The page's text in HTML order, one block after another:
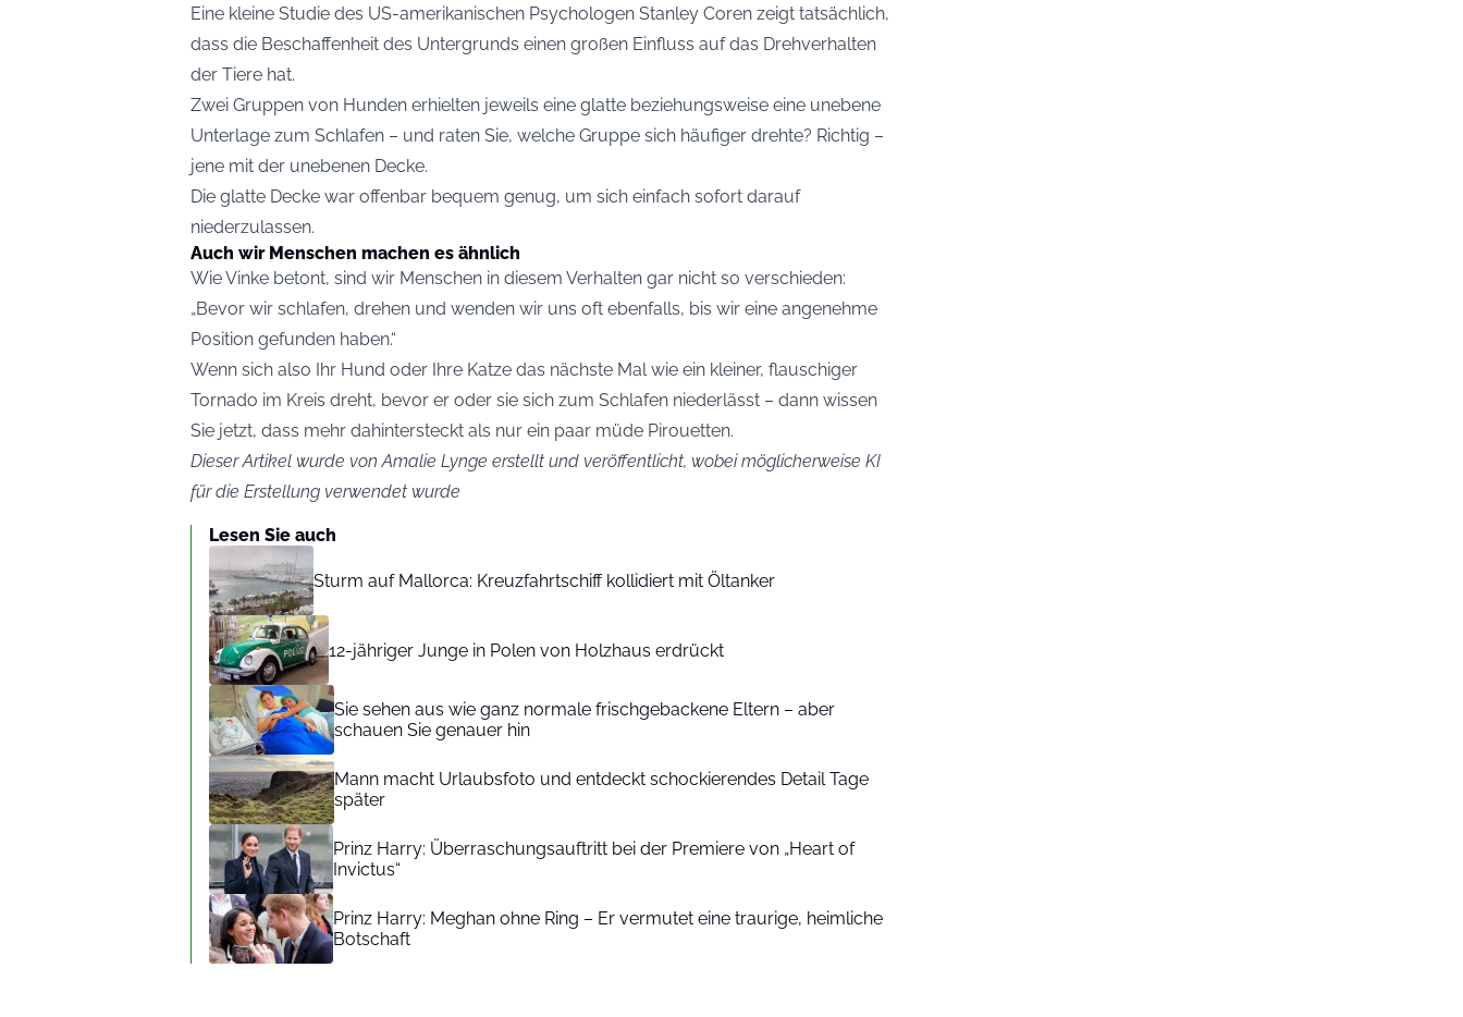
Eine kleine Studie des US-amerikanischen Psychologen Stanley Coren zeigt tatsächlich,
dass die Beschaffenheit des Untergrunds einen großen Einfluss auf das Drehverhalten
der Tiere hat.
Zwei Gruppen von Hunden erhielten jeweils eine glatte beziehungsweise eine unebene
Unterlage zum Schlafen – und raten Sie, welche Gruppe sich häufiger drehte? Richtig –
jene mit der unebenen Decke.
Die glatte Decke war offenbar bequem genug, um sich einfach sofort darauf
niederzulassen.
Auch wir Menschen machen es ähnlich
Wie Vinke betont, sind wir Menschen in diesem Verhalten gar nicht so verschieden:
„Bevor wir schlafen, drehen und wenden wir uns oft ebenfalls, bis wir eine angenehme
Position gefunden haben.“
Wenn sich also Ihr Hund oder Ihre Katze das nächste Mal wie ein kleiner, flauschiger
Tornado im Kreis dreht, bevor er oder sie sich zum Schlafen niederlässt – dann wissen
Sie jetzt, dass mehr dahintersteckt als nur ein paar müde Pirouetten.
Dieser Artikel wurde von Amalie Lynge erstellt und veröffentlicht, wobei möglicherweise KI
für die Erstellung verwendet wurde
Lesen Sie auch
Sturm auf Mallorca: Kreuzfahrtschiff kollidiert mit Öltanker
12-jähriger Junge in Polen von Holzhaus erdrückt
Sie sehen aus wie ganz normale frischgebackene Eltern – aber
schauen Sie genauer hin
Mann macht Urlaubsfoto und entdeckt schockierendes Detail Tage
später
Prinz Harry: Überraschungsauftritt bei der Premiere von „Heart of
Invictus“
Prinz Harry: Meghan ohne Ring – Er vermutet eine traurige, heimliche
Botschaft